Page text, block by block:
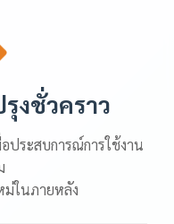
งชั่วคราว
ประสบการณ์การใช้งาน
ม่ในภายหลัง